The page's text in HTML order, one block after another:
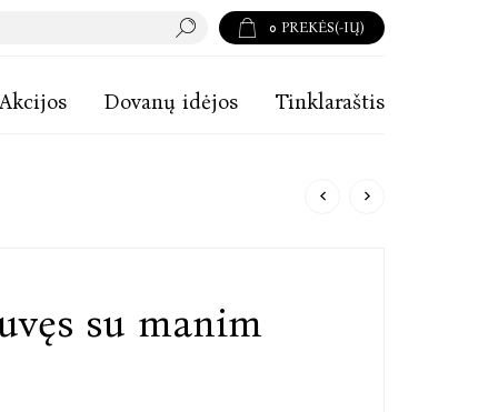
0 PREKĖS(-IŲ)
Akcijos Dovanų idėjos Tinklaraštis
su manim